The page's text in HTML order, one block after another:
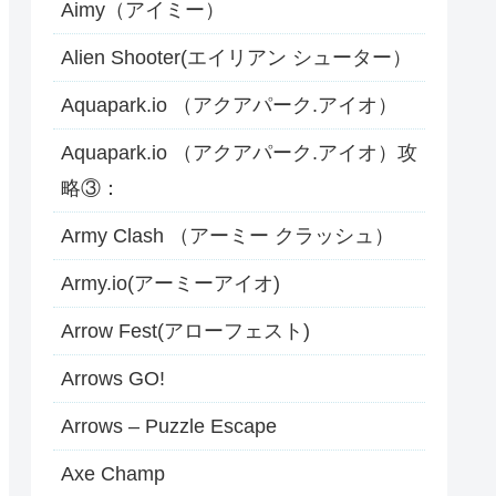
Aimy（アイミー）
Alien Shooter(エイリアン シューター）
Aquapark.io （アクアパーク.アイオ）
Aquapark.io （アクアパーク.アイオ）攻
略③：
Army Clash （アーミー クラッシュ）
Army.io(アーミーアイオ)
Arrow Fest(アローフェスト)
Arrows GO!
Arrows – Puzzle Escape
Axe Champ